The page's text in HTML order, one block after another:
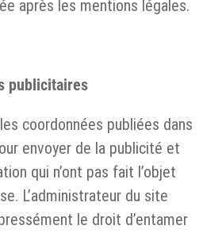
après les mentions légales.
publicitaires
coordonnées publiées dans
envoyer de la publicité et
qui n’ont pas fait l’objet
L’administrateur du site
le droit d’entamer